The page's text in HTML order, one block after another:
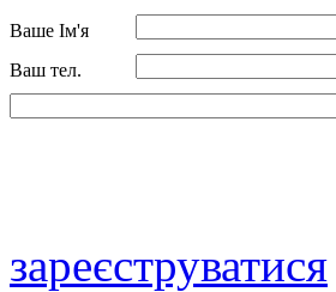
Ваше Ім'я
Ваш тел.
зареєструватися